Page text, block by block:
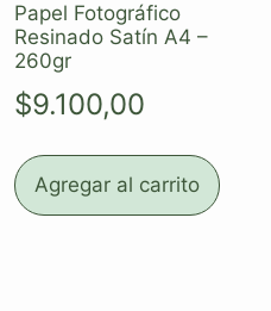
Papel Fotográfico
Resinado Satín A4 –
260gr
$9.100,00
Agregar al carrito